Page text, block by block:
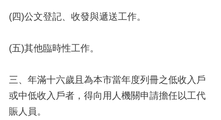
(四)公文登記、收發與遞送工作。
(五)其他臨時性工作。
三、年滿十六歲且為本市當年度列冊之低收入戶
或中低收入戶者，得向用人機關申請擔任以工代
賑人員。